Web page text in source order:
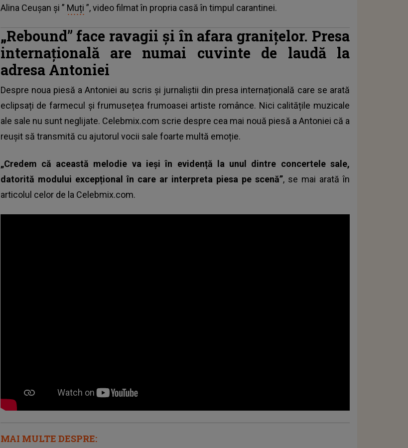
Alina Ceușan și ” Muți ”, video filmat în propria casă în timpul carantinei.
„Rebound” face ravagii și în afara granițelor. Presa
internațională are numai cuvinte de laudă la
adresa Antoniei
Despre noua piesă a Antoniei au scris și jurnaliștii din presa internațională care se arată
eclipsați de farmecul și frumusețea frumoasei artiste românce. Nici calitățile muzicale
ale sale nu sunt neglijate. Celebmix.com scrie despre cea mai nouă piesă a Antoniei că a
reușit să transmită cu ajutorul vocii sale foarte multă emoție.
„Credem că această melodie va ieși în evidență la unul dintre concertele sale,
datorită modului excepțional în care ar interpreta piesa pe scenă”, se mai arată în
articolul celor de la Celebmix.com.
MAI MULTE DESPRE: